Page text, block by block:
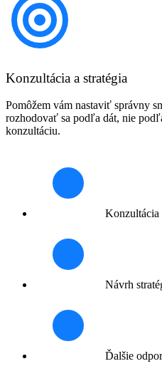
Konzultácia a stratégia
Pomôžem vám nastaviť správny
rozhodovať sa podľa dát, nie
konzultáciu.
Návrh
Ďalšie